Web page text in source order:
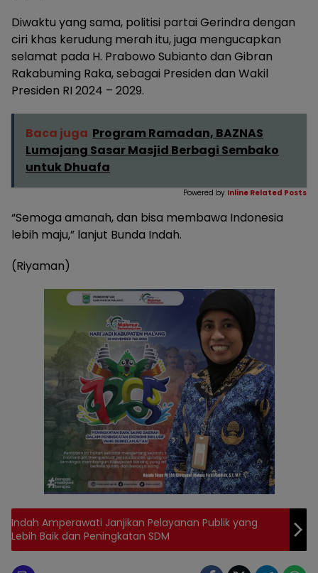
Diwaktu yang sama, politisi partai Gerindra dengan
ciri khas kerudung merah itu, juga mengucapkan
selamat pada H. Prabowo Subianto dan Gibran
Rakabuming Raka, sebagai Presiden dan Wakil
Presiden RI 2024 – 2029.
Baca juga Program Ramadan, BAZNAS
Lumajang Sasar Masjid Berbagi Sembako
untuk Dhuafa
Powered by Inline Related Posts
“Semoga amanah, dan bisa membawa Indonesia
lebih maju,” lanjut Bunda Indah.
(Riyaman)
Indah Amperawati Janjikan Pelayanan Publik yang
Lebih Baik dan Peningkatan SDM